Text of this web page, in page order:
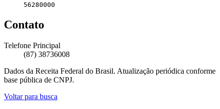
56280000
Contato
Telefone Principal
(87) 38736008
Dados da Receita Federal do Brasil. Atualização periódica conforme
base pública de CNPJ.
Voltar para busca